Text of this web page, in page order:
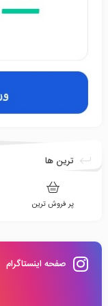
ترین ها
پر فروش ترین
صفحه اینستاگرام